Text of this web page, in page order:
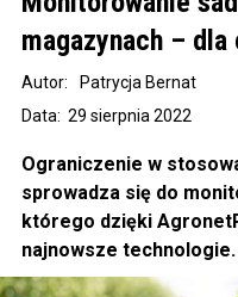
magazynach –
Data: 29 sierpnia 2022
Autor: Patrycja Bernat
Ograniczenie w
sprowadza się do
którego dzięki
najnowsze technologie.